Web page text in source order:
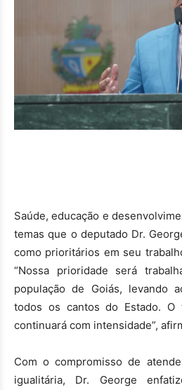
Saúde, educação e
temas que o deputado Dr.
como prioritários em seu
“Nossa prioridade será
população de Goiás, levando
todos os cantos do Estado. O
continuará com intensidade”,
Com o compromisso de
igualitária, Dr. George